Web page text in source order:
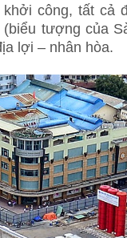
công, tất cả
tượng của
lợi – nhân hòa.